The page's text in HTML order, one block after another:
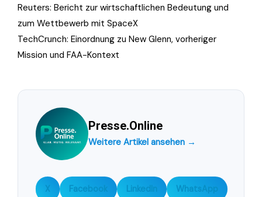
Reuters: Bericht zur wirtschaftlichen Bedeutung und
zum Wettbewerb mit SpaceX
TechCrunch: Einordnung zu New Glenn, vorheriger
Mission und FAA-Kontext
Presse.Online
Weitere Artikel ansehen →
X Facebook LinkedIn WhatsApp